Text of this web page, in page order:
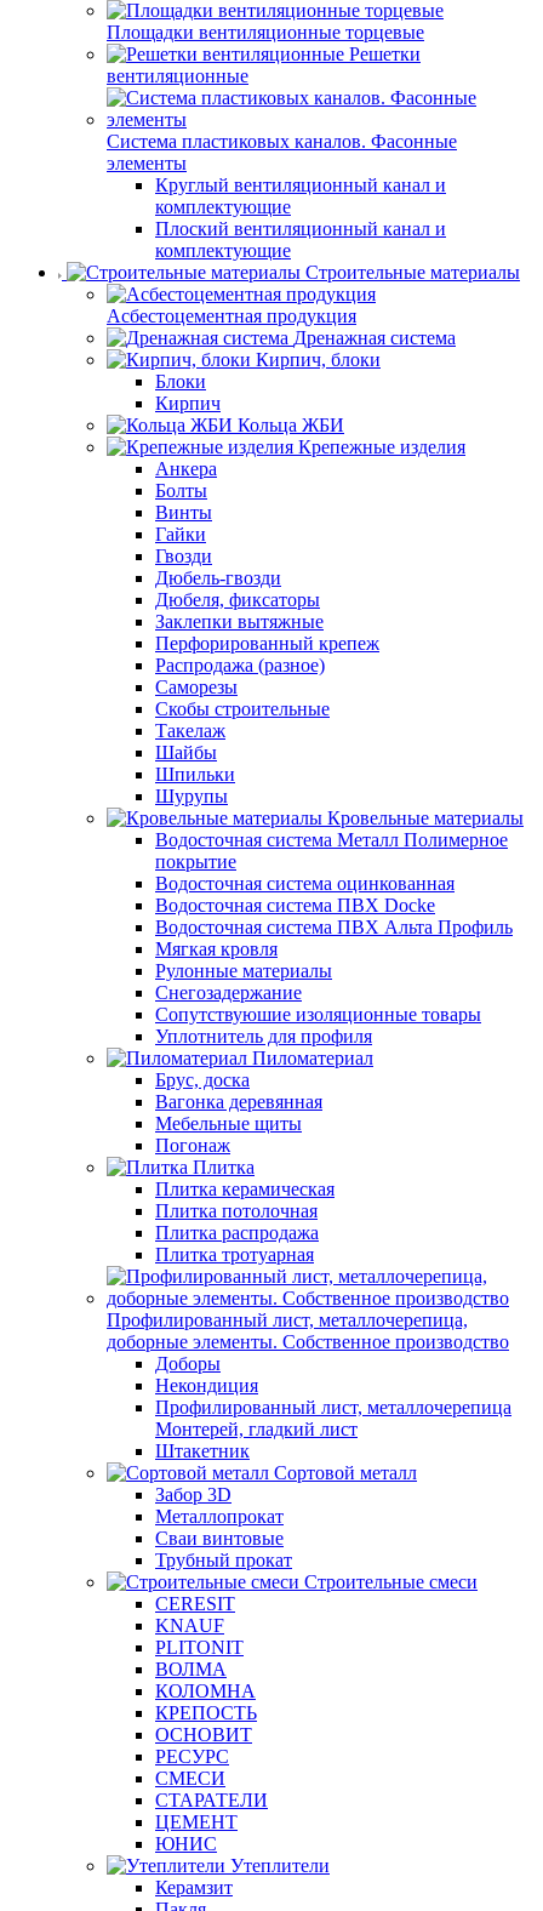
Площадки вентиляционные торцевые
Решетки
вентиляционные
Система пластиковых каналов. Фасонные
элементы
Круглый вентиляционный канал и
комплектующие
Плоский вентиляционный канал и
комплектующие
Строительные материалы
Асбестоцементная продукция
Дренажная система
Кирпич, блоки
Блоки
Кирпич
Кольца ЖБИ
Крепежные изделия
Анкера
Болты
Винты
Гайки
Гвозди
Дюбель-гвозди
Дюбеля, фиксаторы
Заклепки вытяжные
Перфорированный крепеж
Распродажа (разное)
Саморезы
Скобы строительные
Такелаж
Шайбы
Шпильки
Шурупы
Кровельные материалы
Водосточная система Металл Полимерное
покрытие
Водосточная система оцинкованная
Водосточная система ПВХ Docke
Водосточная система ПВХ Альта Профиль
Мягкая кровля
Рулонные материалы
Снегозадержание
Сопутствуюшие изоляционные товары
Уплотнитель для профиля
Пиломатериал
Брус, доска
Вагонка деревянная
Мебельные щиты
Погонаж
Плитка
Плитка керамическая
Плитка потолочная
Плитка распродажа
Плитка тротуарная
Профилированный лист, металлочерепица,
доборные элементы. Собственное производство
Доборы
Некондиция
Профилированный лист, металлочерепица
Монтерей, гладкий лист
Штакетник
Сортовой металл
Забор 3D
Металлопрокат
Сваи винтовые
Трубный прокат
Строительные смеси
CERESIT
KNAUF
PLITONIT
ВОЛМА
КОЛОМНА
КРЕПОСТЬ
ОСНОВИТ
РЕСУРС
СМЕСИ
СТАРАТЕЛИ
ЦЕМЕНТ
ЮНИС
Утеплители
Керамзит